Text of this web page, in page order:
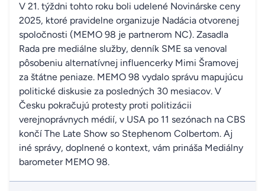
V 21. týždni tohto roku boli udelené Novinárske ceny
2025, ktoré pravidelne organizuje Nadácia otvorenej
spoločnosti (MEMO 98 je partnerom NC). Zasadla
Rada pre mediálne služby, denník SME sa venoval
pôsobeniu alternatívnej influencerky Mimi Šramovej
za štátne peniaze. MEMO 98 vydalo správu mapujúcu
politické diskusie za posledných 30 mesiacov. V
Česku pokračujú protesty proti politizácii
verejnoprávnych médií, v USA po 11 sezónach na CBS
končí The Late Show so Stephenom Colbertom. Aj
iné správy, doplnené o kontext, vám prináša Mediálny
barometer MEMO 98.